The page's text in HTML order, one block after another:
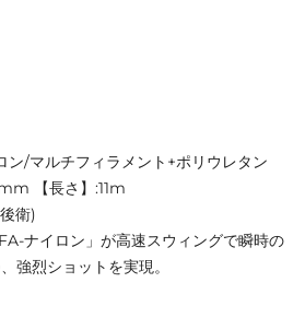
ン/マルチフィラメント+ポリウレタン
【長さ】:11m
衛)
ナイロン」が高速スウィングで瞬時の
強烈ショットを実現。